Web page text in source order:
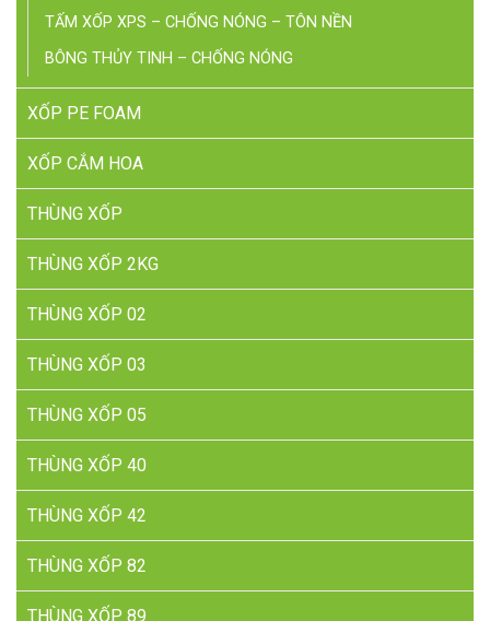
TẤM XỐP XPS – CHỐNG NÓNG – TÔN NỀN
BÔNG THỦY TINH – CHỐNG NÓNG
XỐP PE FOAM
XỐP CẮM HOA
THÙNG XỐP
THÙNG XỐP 2KG
THÙNG XỐP 02
THÙNG XỐP 03
THÙNG XỐP 05
THÙNG XỐP 40
THÙNG XỐP 42
THÙNG XỐP 82
THÙNG XỐP 89